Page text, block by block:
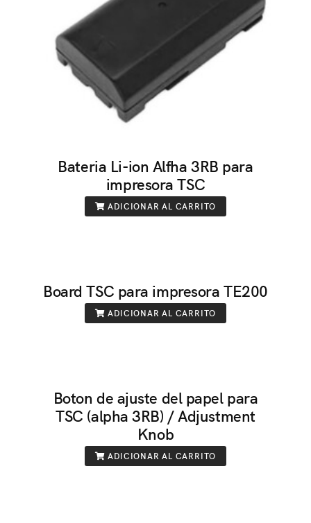
Bateria Li-ion Alfha 3RB para
impresora TSC
ADICIONAR AL CARRITO
Board TSC para impresora TE200
ADICIONAR AL CARRITO
Boton de ajuste del papel para
TSC (alpha 3RB) / Adjustment
Knob
ADICIONAR AL CARRITO